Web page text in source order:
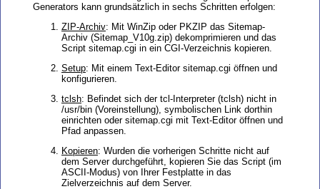
Generators kann grundsätzlich in sechs Schritten erfolgen:
ZIP-Archiv: Mit WinZip oder PKZIP das Sitemap-
Archiv (Sitemap_V10g.zip) dekomprimieren und das
Script sitemap.cgi in ein CGI-Verzeichnis kopieren.
Setup: Mit einem Text-Editor sitemap.cgi öffnen und
konfigurieren.
tclsh: Befindet sich der tcl-Interpreter (tclsh) nicht in
/usr/bin (Voreinstellung), symbolischen Link dorthin
einrichten oder sitemap.cgi mit Text-Editor öffnen und
Pfad anpassen.
Kopieren: Wurden die vorherigen Schritte nicht auf
dem Server durchgeführt, kopieren Sie das Script (im
ASCII-Modus) von Ihrer Festplatte in das
Zielverzeichnis auf dem Server.